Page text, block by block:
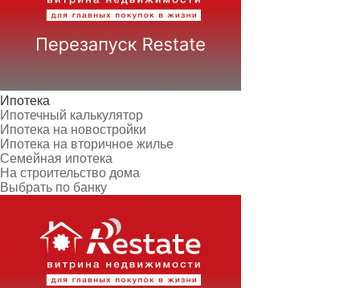
Ипотека
Ипотечный калькулятор
Ипотека на новостройки
Ипотека на вторичное жилье
Семейная ипотека
На строительство дома
Выбрать по банку